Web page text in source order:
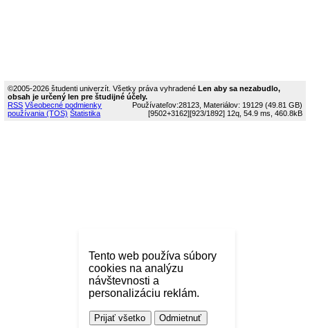
Tento web používa súbory
cookies na analýzu
návštevnosti a
personalizáciu reklám.
Prijať všetko Odmietnuť
©2005-2026 študenti univerzít. Všetky práva vyhradené Len aby sa nezabudlo,
obsah je určený len pre študijné účely.
Používateľov:28123, Materiálov: 19129 (49.81 GB)
RSS Všeobecné podmienky
používania (TOS) Štatistika [9502+3162][923/1892]12q, 54.9 ms, 460.8kB